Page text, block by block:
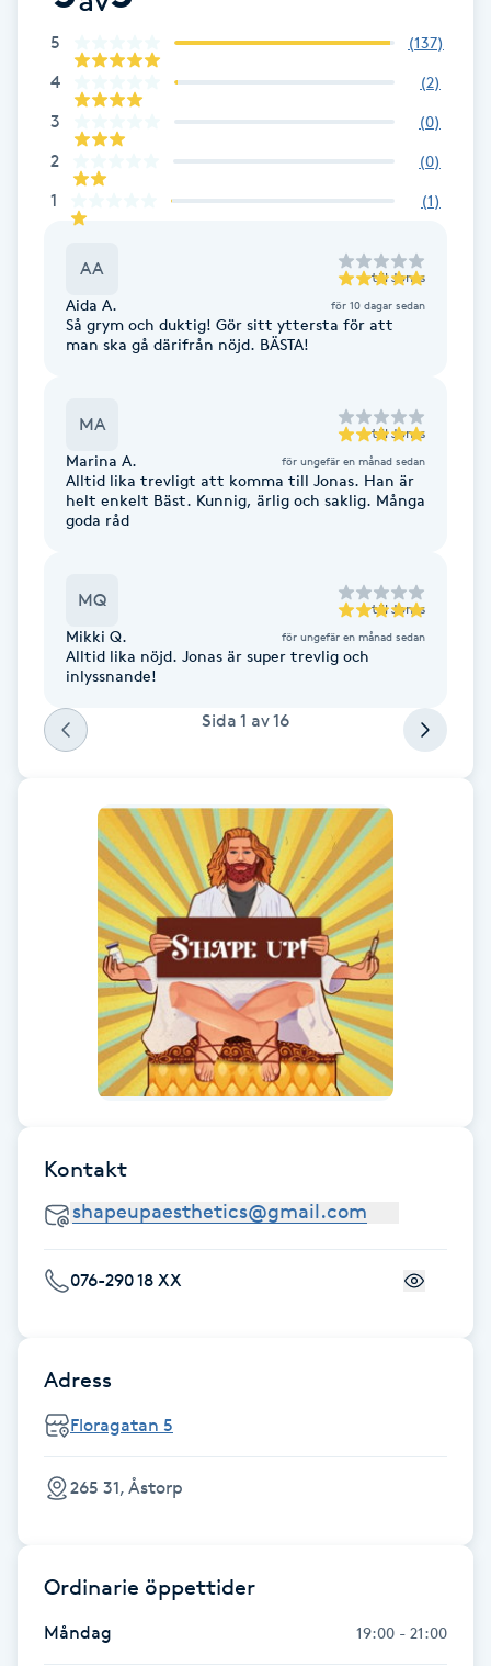
Fotvård
Fransborttagning
Fransfärgning
Fransförlängning
Fransförlängning Volym
Fransk manikyr
Frekvensterapi
Friskvårdsmassage
Funktionsanalys
Gellack
Gellack med förstärkning
Gravidmassage
Gruppträning
5 (137)
4 (2)
3 (0)
2 (0)
1 (1)
AA till Jonas
Aida A. för 10 dagar sedan
Så grym och duktig! Gör sitt yttersta för att
man ska gå därifrån nöjd. BÄSTA!
MA till Jonas
Marina A. för ungefär en månad sedan
Alltid lika trevligt att komma till Jonas. Han är
helt enkelt Bäst. Kunnig, ärlig och saklig. Många
goda råd
MQ till Jonas
Mikki Q. för ungefär en månad sedan
Alltid lika nöjd. Jonas är super trevlig och
inlyssnande!
Sida 1 av16
Kontakt
076-290 18 XX
Adress
Floragatan 5
265 31, Åstorp
Ordinarie öppettider
Måndag 19:00 - 21:00